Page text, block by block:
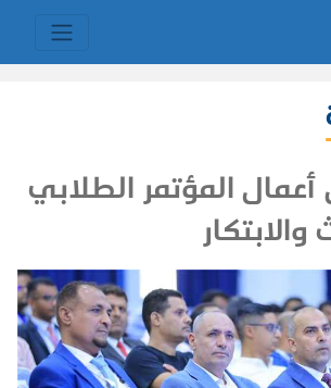
أعمال المؤتمر الطلابي
والابتكار